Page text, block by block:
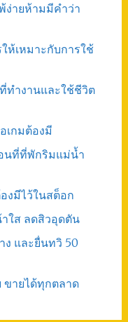
ง่ายห้ามมีคำว่า
ห้เหมาะกับการใช้
ทำงานและใช้ชีวิต
เกมต้องมี
นที่ที่พักริมแม่น้ำ
งมีไว้ในสต็อก
ใส ลดสิวอุดตัน
ง และยื่นทวิ 50
ขายได้ทุกตลาด